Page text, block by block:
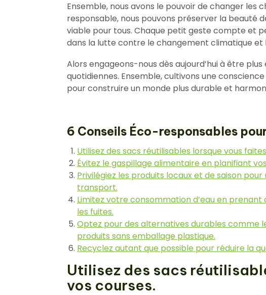
Ensemble, nous avons le pouvoir de changer les
responsable, nous pouvons préserver la beauté
viable pour tous. Chaque petit geste compte et
dans la lutte contre le changement climatique et
Alors engageons-nous dès aujourd’hui à être
quotidiennes. Ensemble, cultivons une
pour construire un monde plus durable et
6 Conseils Éco-responsables
Utilisez des sacs réutilisables lorsque vous
Évitez le gaspillage alimentaire en planifiant
Privilégiez les produits locaux et de saison
transport.
Limitez votre consommation d’eau en
les fuites.
Optez pour des alternatives durables comme
produits sans emballage plastique.
Recyclez autant que possible pour réduire la
Utilisez des sacs
vos courses.